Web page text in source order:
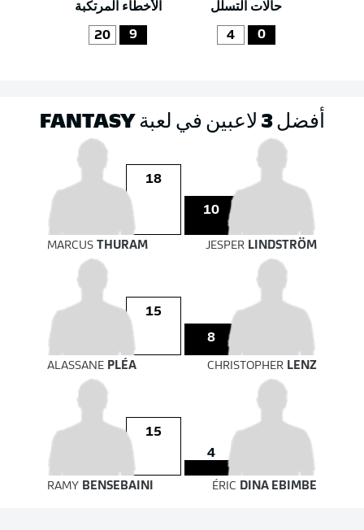
حالات التسلل
0
4
الأخطاء المرتكبة
9
20
أفضل 3 لاعبين في لعبة FANTASY
10
18
MARCUS THURAM JESPER LINDSTRÖM
8
15
ALASSANE PLÉA CHRISTOPHER LENZ
4
15
RAMY BENSEBAINI ÉRIC DINA EBIMBE